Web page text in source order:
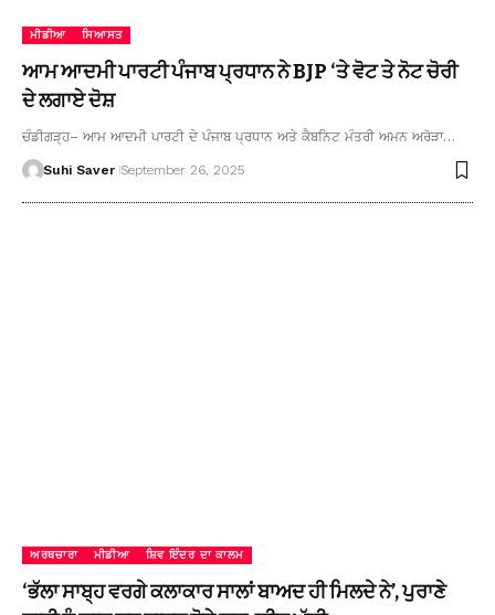
ਮੀਡੀਆ ਸਿਆਸਤ
ਆਮ ਆਦਮੀ ਪਾਰਟੀ ਪੰਜਾਬ ਪ੍ਰਧਾਨ ਨੇ BJP ‘ਤੇ ਵੋਟ ਤੇ ਨੋਟ ਚੋਰੀ
ਦੇ ਲਗਾਏ ਦੋਸ਼
ਚੰਡੀਗੜ੍ਹ– ਆਮ ਆਦਮੀ ਪਾਰਟੀ ਦੇ ਪੰਜਾਬ ਪ੍ਰਧਾਨ ਅਤੇ ਕੈਬਨਿਟ ਮੰਤਰੀ ਅਮਨ ਅਰੋੜਾ…
Suhi Saver September 26, 2025
ਅਰਥਚਾਰਾ ਮੀਡੀਆ ਸ਼ਿਵ ਇੰਦਰ ਦਾ ਕਾਲਮ
‘ਭੱਲਾ ਸਾਬ੍ਹ ਵਰਗੇ ਕਲਾਕਾਰ ਸਾਲਾਂ ਬਾਅਦ ਹੀ ਮਿਲਦੇ ਨੇ’, ਪੁਰਾਣੇ